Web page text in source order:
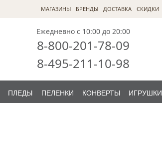
МАГАЗИНЫ БРЕНДЫ ДОСТАВКА СКИДКИ
Ежедневно с 10:00 до 20:00
8-800-201-78-09
8-495-211-10-98
ПЛЕДЫ ПЕЛЕНКИ КОНВЕРТЫ ИГРУШКИ